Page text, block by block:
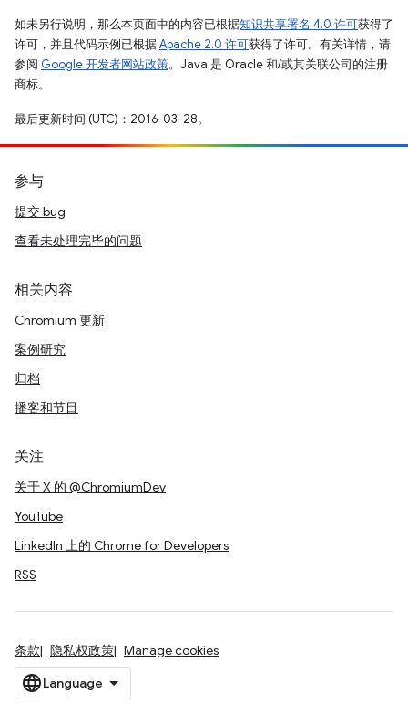
如未另行说明，那么本页面中的内容已根据知识共享署名 4.0 许可获得了
许可，并且代码示例已根据Apache 2.0 许可获得了许可。有关详情，请
参阅 Google 开发者网站政策。Java 是 Oracle 和/或其关联公司的注册
商标。
最后更新时间 (UTC)：2016-03-28。
参与
提交 bug
查看未处理完毕的问题
相关内容
Chromium 更新
案例研究
归档
播客和节目
关注
关于 X 的 @ChromiumDev
YouTube
LinkedIn 上的 Chrome for Developers
RSS
条款 隐私权政策 Manage cookies